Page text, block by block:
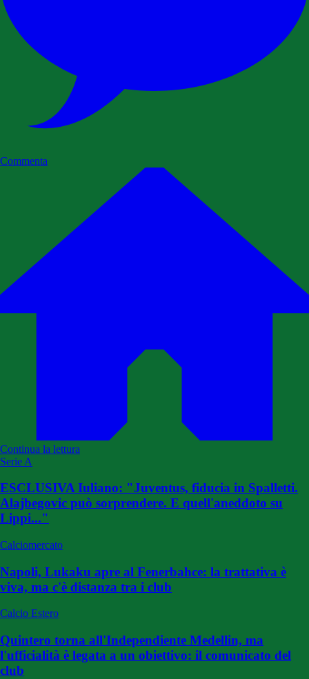
Commenta
Continua la lettura
Serie A
ESCLUSIVA Iuliano: "Juventus, fiducia in Spalletti.
Alajbegovic può sorprendere. E quell'aneddoto su
Lippi..."
Calciomercato
Napoli, Lukaku apre al Fenerbahce: la trattativa è
viva, ma c'è distanza tra i club
Calcio Estero
Quintero torna all'Independiente Medellin, ma
l'ufficialità è legata a un obiettivo: il comunicato del
club